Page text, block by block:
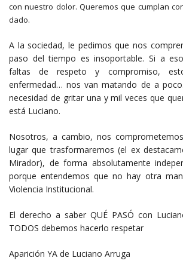
con nuestro dolor. Queremos que cumplan
dado.
A la sociedad, le pedimos que nos
paso del tiempo es insoportable. Si a
faltas de respeto y compromiso,
enfermedad… nos van matando de a
necesidad de gritar una y mil veces que
está Luciano.
Nosotros, a cambio, nos
lugar que trasformaremos (el ex
Mirador), de forma absolutamente
porque entendemos que no hay otra
Violencia Institucional.
El derecho a saber QUÉ PASÓ con
TODOS debemos hacerlo respetar
Aparición YA de Luciano Arruga